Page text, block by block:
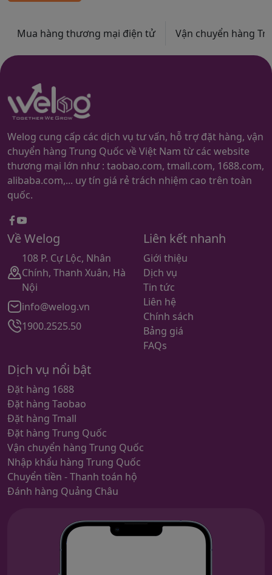
Mua hàng thương mại điện tử Vận chuyển hàng
Welog cung cấp các dịch vụ tư vấn, hỗ trợ đặt hàng, vận
chuyển hàng Trung Quốc về Việt Nam từ các website
thương mại lớn như : taobao.com, tmall.com, 1688.com,
alibaba.com,... uy tín giá rẻ trách nhiệm cao trên toàn
quốc.
Facebook
youtube
Về Welog
108 P. Cự Lộc, Nhân
Chính, Thanh Xuân, Hà
Nội
info@welog.vn
1900.2525.50
Liên kết nhanh
Giới thiệu
Dịch vụ
Tin tức
Liên hệ
Chính sách
Bảng giá
FAQs
Dịch vụ nổi bật
Đặt hàng 1688
Đặt hàng Taobao
Đặt hàng Tmall
Đặt hàng Trung Quốc
Vận chuyển hàng Trung Quốc
Nhập khẩu hàng Trung Quốc
Chuyển tiền - Thanh toán hộ
Đánh hàng Quảng Châu